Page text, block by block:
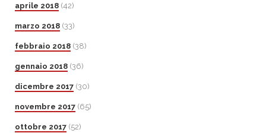
aprile 2018 (42)
marzo 2018 (33)
febbraio 2018 (38)
gennaio 2018 (36)
dicembre 2017 (30)
novembre 2017 (65)
ottobre 2017 (52)